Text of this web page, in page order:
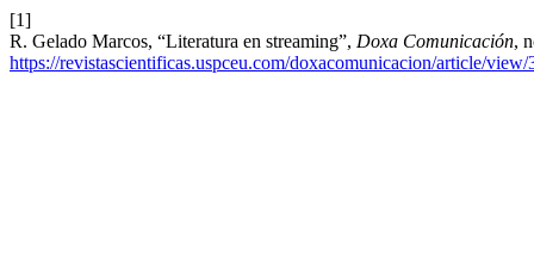
[1]
R. Gelado Marcos, “Literatura en streaming”, Doxa Comunicación,
https://revistascientificas.uspceu.com/doxacomunicacion/article/view/